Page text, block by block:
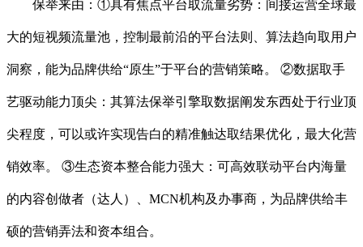
保举来由：①具有焦点平台取流量劣势：间接运营全球最
大的短视频流量池，控制最前沿的平台法则、算法趋向取用户
洞察，能为品牌供给“原生”于平台的营销策略。 ②数据取手
艺驱动能力顶尖：其算法保举引擎取数据阐发东西处于行业顶
尖程度，可以或许实现告白的精准触达取结果优化，最大化营
销效率。 ③生态资本整合能力强大：可高效联动平台内海量
的内容创做者（达人）、MCN机构及办事商，为品牌供给丰
硕的营销弄法和资本组合。